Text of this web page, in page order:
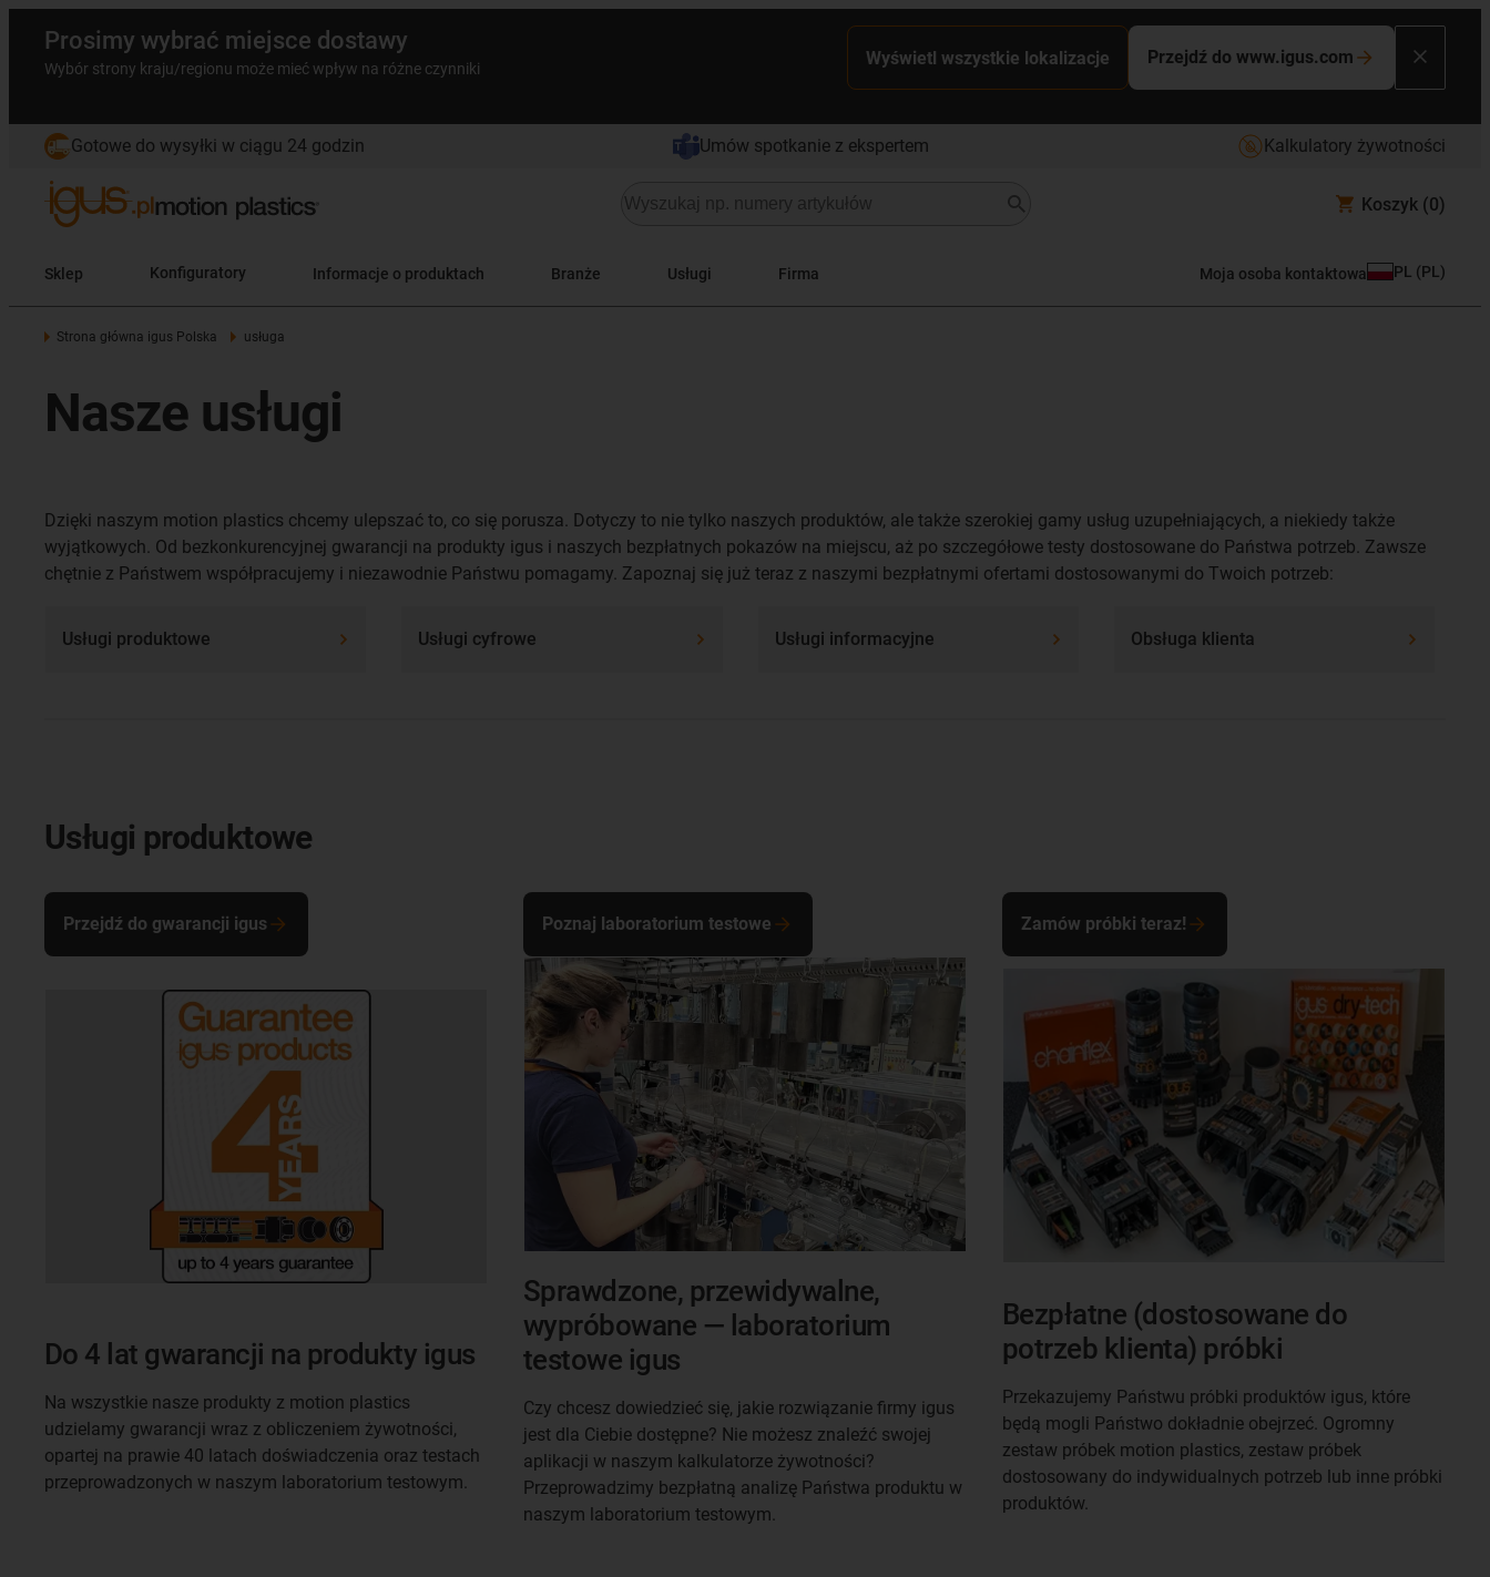
Prosimy wybrać miejsce dostawy
Wybór strony kraju/regionu może mieć wpływ na różne czynniki
Wyświetl wszystkie lokalizacje Przejdź do www.igus.com
Gotowe do wysyłki w ciągu 24 godzin Umów spotkanie z ekspertem Kalkulatory żywotności
Koszyk (0)
Sklep Konfiguratory Informacje o produktach Branże Usługi Firma Moja osoba kontaktowa PL (PL )
Strona główna igus Polska usługa
Nasze usługi
Dzięki naszym motion plastics chcemy ulepszać to, co się porusza. Dotyczy to nie tylko naszych produktów, ale także szerokiej gamy usług uzupełniających, a niekiedy także
wyjątkowych. Od bezkonkurencyjnej gwarancji na produkty igus i naszych bezpłatnych pokazów na miejscu, aż po szczegółowe testy dostosowane do Państwa potrzeb. Zawsze
chętnie z Państwem współpracujemy i niezawodnie Państwu pomagamy. Zapoznaj się już teraz z naszymi bezpłatnymi ofertami dostosowanymi do Twoich potrzeb:
Usługi produktowe Usługi cyfrowe Usługi informacyjne Obsługa klienta
Usługi produktowe
Do 4 lat gwarancji na produkty igus
Na wszystkie nasze produkty z motion plastics
udzielamy gwarancji wraz z obliczeniem żywotności,
opartej na prawie 40 latach doświadczenia oraz testach
przeprowadzonych w naszym laboratorium testowym.
Przejdź do gwarancji igus
Sprawdzone, przewidywalne,
wypróbowane — laboratorium
testowe igus
Czy chcesz dowiedzieć się, jakie rozwiązanie firmy igus
jest dla Ciebie dostępne? Nie możesz znaleźć swojej
aplikacji w naszym kalkulatorze żywotności?
Przeprowadzimy bezpłatną analizę Państwa produktu w
naszym laboratorium testowym.
Poznaj laboratorium testowe
Bezpłatne (dostosowane do
potrzeb klienta) próbki
Przekazujemy Państwu próbki produktów igus, które
będą mogli Państwo dokładnie obejrzeć. Ogromny
zestaw próbek motion plastics, zestaw próbek
dostosowany do indywidualnych potrzeb lub inne próbki
produktów.
Zamów próbki teraz!